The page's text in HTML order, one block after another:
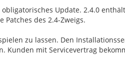
Update. 2.4.0
des 2.4-Zweigs.
zu lassen. Den
Kunden mit Servicevertrag